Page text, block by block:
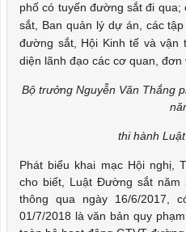
phố có tuyến đường sắt đi
sắt, Ban quản lý dự án, các
đường sắt, Hội Kinh tế và vận
diện lãnh đạo các cơ quan, đơn
Bộ trưởng Nguyễn Văn Thắng
thi hành
Phát biểu khai mạc Hội nghị,
cho biết, Luật Đường sắt năm
thông qua ngày 16/6/2017,
01/7/2018 là văn bản quy